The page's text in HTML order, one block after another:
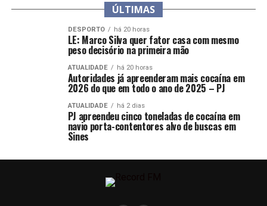
ÚLTIMAS
DESPORTO há 20 horas
LE: Marco Silva quer fator casa com mesmo
peso decisório na primeira mão
ATUALIDADE há 20 horas
Autoridades já apreenderam mais cocaína em
2026 do que em todo o ano de 2025 – PJ
ATUALIDADE há 2 dias
PJ apreendeu cinco toneladas de cocaína em
navio porta-contentores alvo de buscas em
Sines